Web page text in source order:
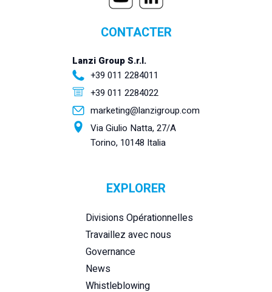
CONTACTER
Lanzi Group S.r.l.
+39 011 2284011
+39 011 2284022
marketing@lanzigroup.com
Via Giulio Natta, 27/A
Torino, 10148 Italia
EXPLORER
Divisions Opérationnelles
Travaillez avec nous
Governance
News
Whistleblowing